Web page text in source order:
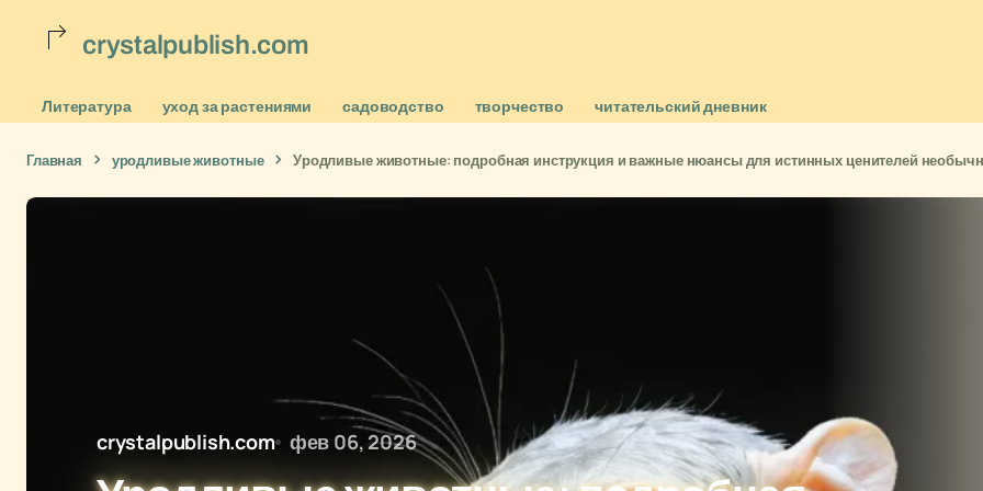
crystalpublish.com
Литература уход за растениями садоводство творчество читательский дневник
Главная уродливые животные Уродливые животные: подробная инструкция и важные нюансы для истинных ценителей
crystalpublish.com фев 06, 2026